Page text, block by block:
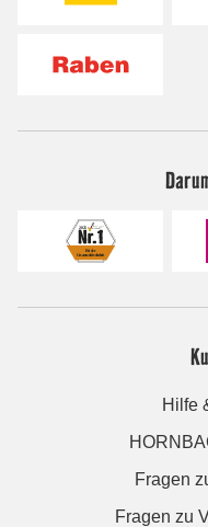
Hilfe
Fragen
Fragen zu